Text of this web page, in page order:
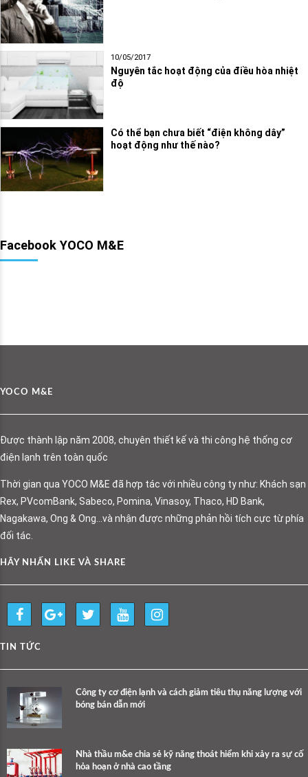
10/05/2017
Nguyên tắc hoạt động của điều hòa nhiệt
độ
Có thể bạn chưa biết “điện không dây”
hoạt động như thế nào?
Facebook YOCO M&E
YOCO M&E
Được thành lập năm 2008, chuyên thiết kế và thi công hệ thống cơ
điện lạnh trên toàn quốc
Thời gian qua YOCO M&E đã hợp tác với nhiều công ty như: Khách sạn
Rex, PVcomBank, Sabeco, Pomina, Vinasoy, Thaco, HD Bank,
Nagakawa, Ong & Ong…và nhận được những phản hồi tích cực từ phía
đối tác.
HÃY NHẤN LIKE VÀ SHARE
TIN TỨC
Công ty cơ điện lạnh và cách giảm tiêu thụ năng lượng với
bóng bán dẫn mới
Nhà thầu m&e chia sẻ kỹ năng thoát hiểm khi xảy ra sự cố
hỏa hoạn ở nhà cao tầng